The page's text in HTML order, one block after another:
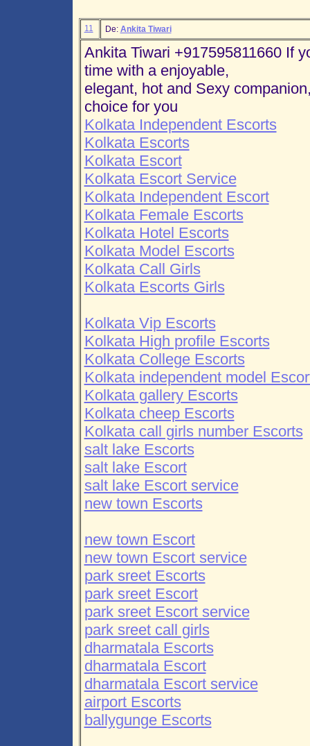
11 De: Ankita Tiwari
Ankita Tiwari +917595811660 If
time with a enjoyable,
elegant, hot and Sexy
choice for you
Kolkata Independent Escorts
Kolkata Escorts
Kolkata Escort
Kolkata Escort Service
Kolkata Independent Escort
Kolkata Female Escorts
Kolkata Hotel Escorts
Kolkata Model Escorts
Kolkata Call Girls
Kolkata Escorts Girls
Kolkata Vip Escorts
Kolkata High profile Escorts
Kolkata College Escorts
Kolkata independent model
Kolkata gallery Escorts
Kolkata cheep Escorts
Kolkata call girls number Escorts
salt lake Escorts
salt lake Escort
salt lake Escort service
new town Escorts
new town Escort
new town Escort service
park sreet Escorts
park sreet Escort
park sreet Escort service
park sreet call girls
dharmatala Escorts
dharmatala Escort
dharmatala Escort service
airport Escorts
ballygunge Escorts